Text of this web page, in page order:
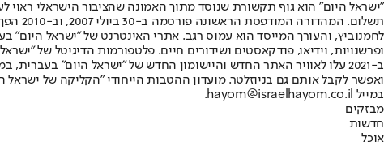
"ישראל היום" הוא גוף תקשורת שנוסד מתוך האמונה שהציבור הישראלי ראוי
ופרשנויות, וידיאו, פודקאסטים ושידורים חיים. פלטפורמות הדיגיטל של
ב-2021 עלו לאוויר האתר החדש והיישומון החדש של "ישראל היום"
ואפשר לקבל אותם גם בניוזלטר. מועדון ההטבות הייחודי "הקליקה של
במייל hayom@israelhayom.co.il.
מבזקים
חדשות
אוכל